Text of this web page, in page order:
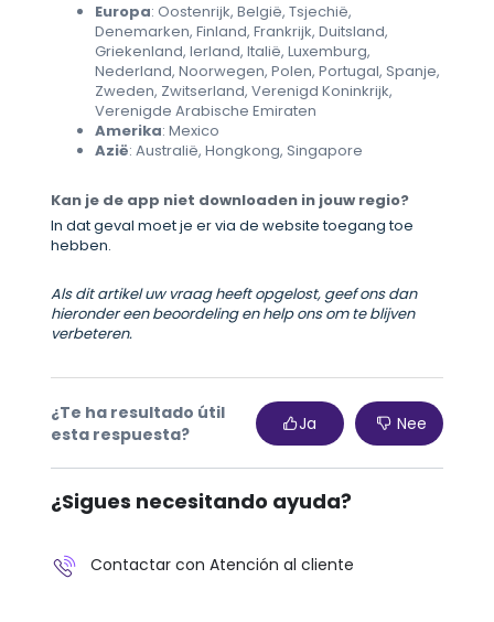
Europa: Oostenrijk, België, Tsjechië,
Denemarken, Finland, Frankrijk, Duitsland,
Griekenland, Ierland, Italië, Luxemburg,
Nederland, Noorwegen, Polen, Portugal, Spanje,
Zweden, Zwitserland, Verenigd Koninkrijk,
Verenigde Arabische Emiraten
Amerika: Mexico
Azië: Australië, Hongkong, Singapore
Kan je de app niet downloaden in jouw regio?
In dat geval moet je er via de website toegang toe
hebben.
Als dit artikel uw vraag heeft opgelost, geef ons dan
hieronder een beoordeling en help ons om te blijven
verbeteren.
¿Te ha resultado útil
esta respuesta?
Ja Nee
¿Sigues necesitando ayuda?
Contactar con Atención al cliente